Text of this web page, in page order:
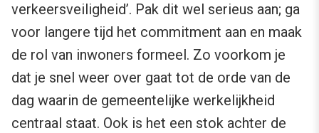
verkeersveiligheid’. Pak dit wel serieus aan; ga
voor langere tijd het commitment aan en maak
de rol van inwoners formeel. Zo voorkom je
dat je snel weer over gaat tot de orde van de
dag waarin de gemeentelijke werkelijkheid
centraal staat. Ook is het een stok achter de